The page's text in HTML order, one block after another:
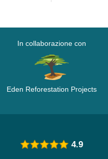
In collaborazione con
Eden Reforestation Projects
4.9